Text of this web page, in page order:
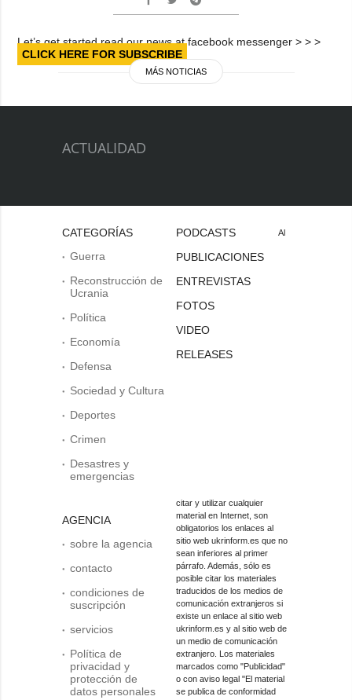
Let’s get started read our news at facebook messenger > > >
CLICK HERE FOR SUBSCRIBE
MÁS NOTICIAS
ACTUALIDAD
CATEGORÍAS
Guerra
Reconstrucción de
Ucrania
Política
Economía
Defensa
Sociedad y Cultura
Deportes
Crimen
Desastres y
emergencias
AGENCIA
sobre la agencia
contacto
condiciones de
suscripción
servicios
Política de
privacidad y
protección de
datos personales
PODCASTS
PUBLICACIONES
ENTREVISTAS
FOTOS
VIDEO
RELEASES
Al
citar y utilizar cualquier
material en Internet, son
obligatorios los enlaces al
sitio web ukrinform.es que no
sean inferiores al primer
párrafo. Además, sólo es
posible citar los materiales
traducidos de los medios de
comunicación extranjeros si
existe un enlace al sitio web
ukrinform.es y al sitio web de
un medio de comunicación
extranjero. Los materiales
marcados como "Publicidad"
o con aviso legal "El material
se publica de conformidad